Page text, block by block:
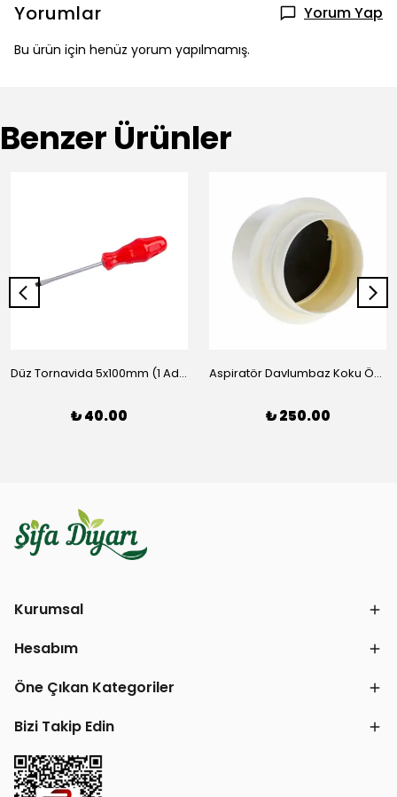
Yorumlar Yorum Yap
Bu ürün için henüz yorum yapılmamış.
Benzer Ürünler
Düz Tornavida 5x100mm (1 Adet)
₺ 40.00
Aspiratör Davlumbaz Koku Önleyici Baca Klapesi
₺ 250.00
Kurumsal
Hesabım
Öne Çıkan Kategoriler
Bizi Takip Edin